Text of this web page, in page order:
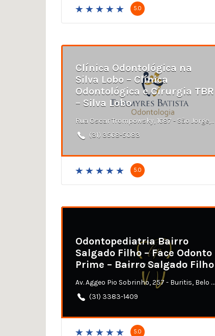
5.0
Clínica Odontológica na
Silva Lobo – Clínica
Odontológica e Cirurgia TBR
– Silva Lobo
Rua Oscar Trompowsky, 1687 - São Jorge, Belo Horizonte - MG
(31) 3568-5083
5.0
Odontopediatria Bairro
Salgado Filho – Face Odonto
Prime – Bairro Salgado Filho
Av. Aggeo Pio Sobrinho, 257 - Buritis, Belo Horizonte - MG
(31) 3383-1409
5.0